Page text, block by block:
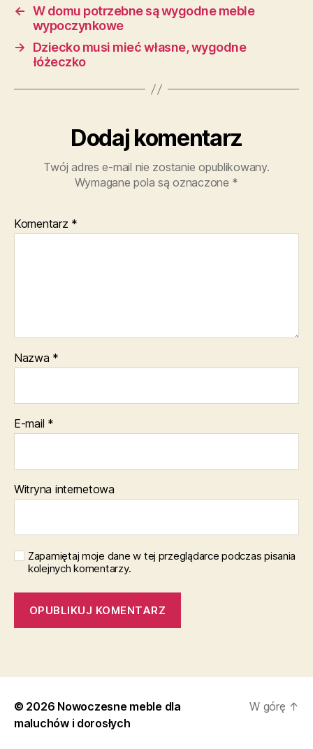
← W domu potrzebne są wygodne meble
wypoczynkowe
→
Dziecko musi mieć własne, wygodne
łóżeczko
Dodaj komentarz
Twój adres e-mail nie zostanie opublikowany.
Wymagane pola są oznaczone *
Komentarz *
Nazwa *
E-mail *
Witryna internetowa
Zapamiętaj moje dane w tej przeglądarce podczas pisania
kolejnych komentarzy.
© 2026 Nowoczesne meble dla
maluchów i dorosłych
W górę ↑